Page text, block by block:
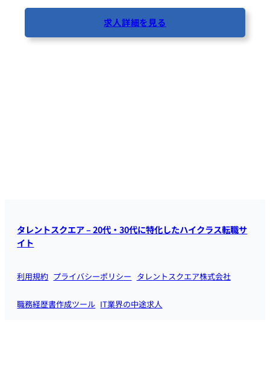
求人詳細を見る
タレントスクエア – 20代・30代に特化したハイクラス転職サ
イト
利用規約 プライバシーポリシー タレントスクエア株式会社
職務経歴書作成ツール IT業界の中途求人